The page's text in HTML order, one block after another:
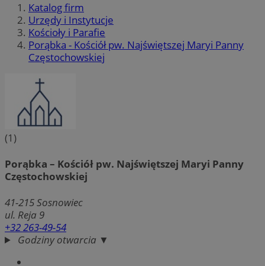
Katalog firm
Urzędy i Instytucje
Kościoły i Parafie
Porąbka - Kościół pw. Najświętszej Maryi Panny
Częstochowskiej
(1)
Porąbka – Kościół pw. Najświętszej Maryi Panny
Częstochowskiej
41-215Sosnowiec
ul. Reja 9
+32 263-49-54
Godziny otwarcia ▼